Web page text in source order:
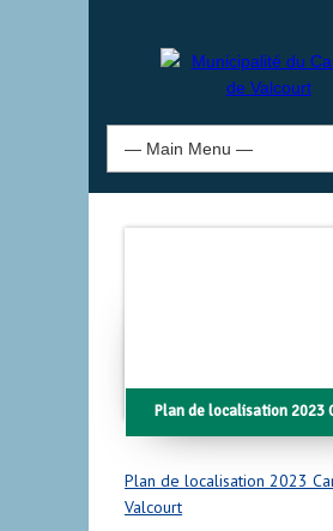
Plan de localisation 2023
Plan de localisation 2023
Valcourt